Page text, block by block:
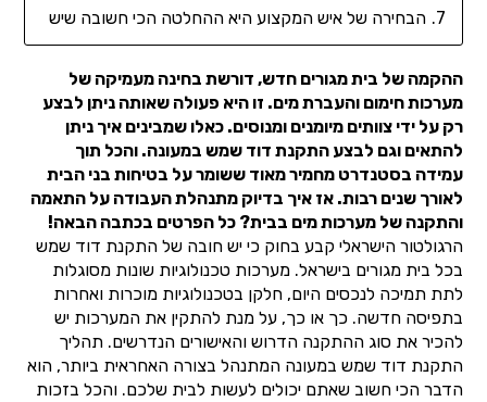
הבחירה של איש המקצוע היא ההחלטה הכי חשובה שיש
ההקמה של בית מגורים חדש, דורשת בחינה מעמיקה של
מערכות חימום והעברת מים. זו היא פעולה שאותה ניתן לבצע
רק על ידי צוותים מיומנים ומנוסים. כאלו שמבינים איך ניתן
להתאים וגם לבצע התקנת דוד שמש במעונה. והכל תוך
עמידה בסטנדרט מחמיר מאוד ששומר על בטיחות בני הבית
לאורך שנים רבות. אז איך בדיוק מתנהלת העבודה על התאמה
והתקנה של מערכות מים בבית? כל הפרטים בכתבה הבאה!
הרגולטור הישראלי קבע בחוק כי יש חובה של התקנת דוד שמש
בכל בית מגורים בישראל. מערכות טכנולוגיות שונות מסוגלות
לתת תמיכה לנכסים היום, חלקן בטכנולוגיות מוכרות ואחרות
בתפיסה חדשה. כך או כך, על מנת להתקין את המערכות יש
להכיר את סוג ההתקנה הדרוש והאישורים הנדרשים. תהליך
התקנת דוד שמש במעונה המתנהל בצורה האחראית ביותר, הוא
הדבר הכי חשוב שאתם יכולים לעשות לבית שלכם. והכל בזכות